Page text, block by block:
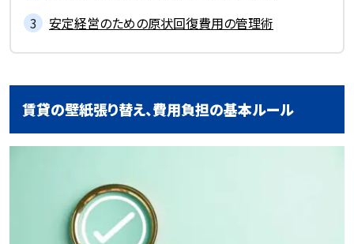
安定経営のための原状回復費用の管理術
賃貸の壁紙張り替え、費用負担の基本ルール